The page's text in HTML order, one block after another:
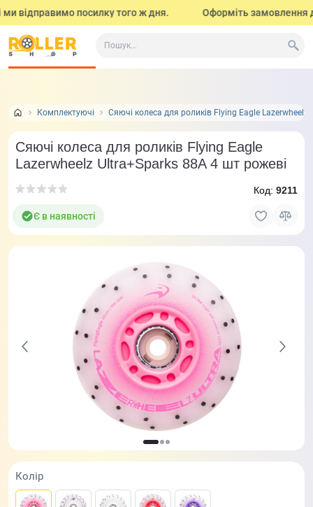
відправимо посилку того ж дня. Оформіть замовлення
Комплектуючі Сяючі колеса для роликів Flying Eagle
Все про товар Характеристики
Сяючі колеса для роликів Flying Eagle
Lazerwheelz Ultra+Sparks 88A 4 шт рожеві
Є в наявності
Код: 9211
Колір